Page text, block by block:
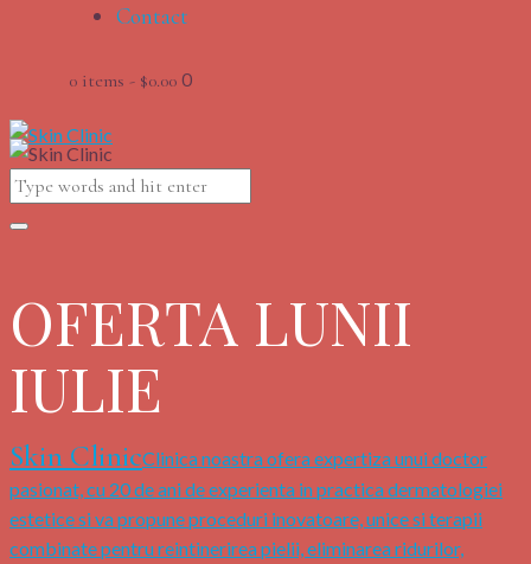
Contact
0 items - $0.00 0
OFERTA LUNII
IULIE
Skin ClinicClinica noastra ofera expertiza unui doctor
pasionat, cu 20 de ani de experienta in practica dermatologiei
estetice si va propune proceduri inovatoare, unice si terapii
combinate pentru reintinerirea pielii, eliminarea ridurilor,